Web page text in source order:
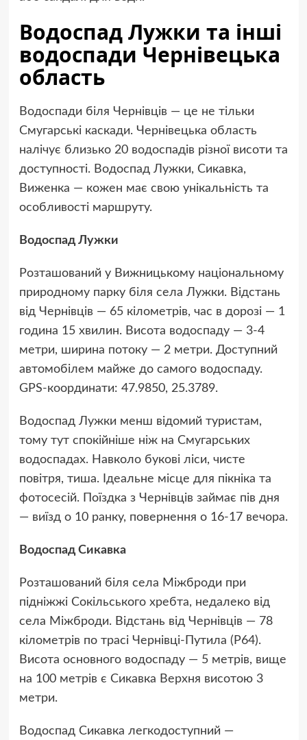
Водоспад Лужки та інші
водоспади Чернівецька
область
Водоспади біля Чернівців — це не тільки
Смугарські каскади. Чернівецька область
налічує близько 20 водоспадів різної висоти та
доступності. Водоспад Лужки, Сикавка,
Виженка — кожен має свою унікальність та
особливості маршруту.
Водоспад Лужки
Розташований у Вижницькому національному
природному парку біля села Лужки. Відстань
від Чернівців — 65 кілометрів, час в дорозі — 1
година 15 хвилин. Висота водоспаду — 3-4
метри, ширина потоку — 2 метри. Доступний
автомобілем майже до самого водоспаду.
GPS-координати: 47.9850, 25.3789.
Водоспад Лужки менш відомий туристам,
тому тут спокійніше ніж на Смугарських
водоспадах. Навколо букові ліси, чисте
повітря, тиша. Ідеальне місце для пікніка та
фотосесій. Поїздка з Чернівців займає пів дня
— виїзд о 10 ранку, повернення о 16-17 вечора.
Водоспад Сикавка
Розташований біля села Міжброди при
підніжжі Сокільського хребта, недалеко від
села Міжброди. Відстань від Чернівців — 78
кілометрів по трасі Чернівці-Путила (Р64).
Висота основного водоспаду — 5 метрів, вище
на 100 метрів є Сикавка Верхня висотою 3
метри.
Водоспад Сикавка легкодоступний —